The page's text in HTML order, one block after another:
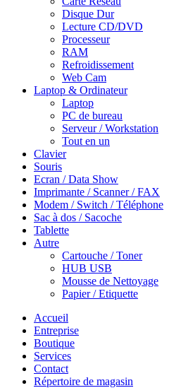
Disque Dur
Lecture CD/DVD
Processeur
RAM
Refroidissement
Web Cam
Laptop & Ordinateur
Laptop
PC de bureau
Serveur / Workstation
Tout en un
Clavier
Souris
Ecran / Data Show
Imprimante / Scanner / FAX
Modem / Switch / Téléphone
Sac à dos / Sacoche
Tablette
Autre
Cartouche / Toner
HUB USB
Mousse de Nettoyage
Papier / Etiquette
Accueil
Entreprise
Boutique
Services
Contact
Répertoire de magasin